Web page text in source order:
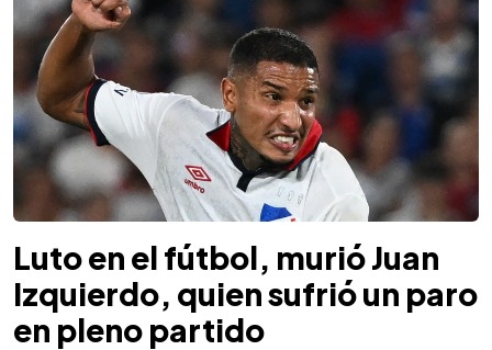
Luto en el fútbol, murió Juan
Izquierdo, quien sufrió un paro
en pleno partido